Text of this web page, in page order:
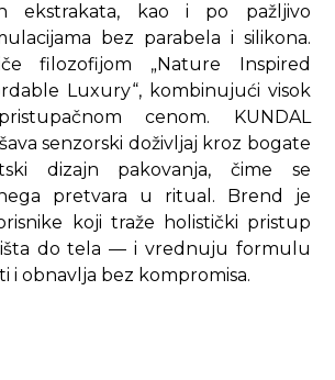
ekstrakata, kao i po pažljivo
bez parabela i silikona.
filozofijom „Nature Inspired
Luxury“, kombinujući visok
cenom. KUNDAL
senzorski doživljaj kroz bogate
dizajn pakovanja, čime se
pretvara u ritual. Brend je
koji traže holistički pristup
do tela — i vrednuju formulu
i obnavlja bez kompromisa.